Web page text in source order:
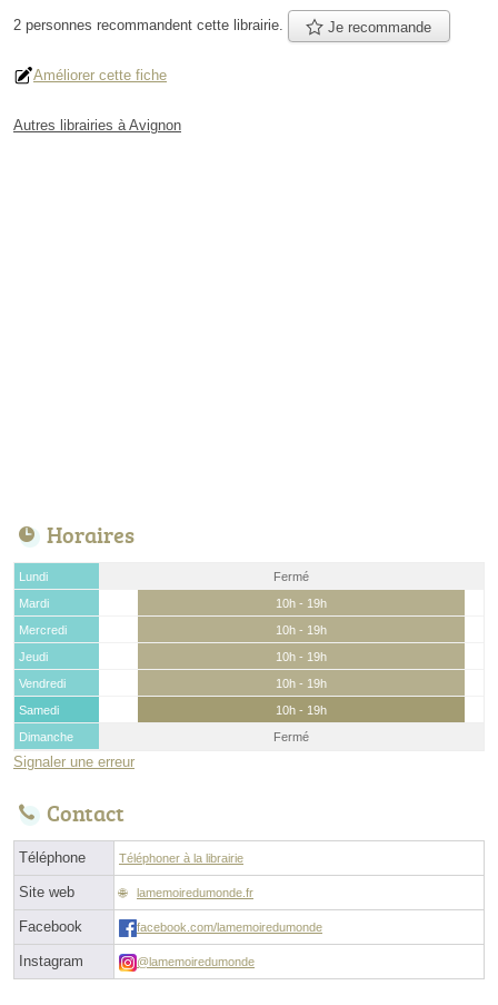
2 personnes recommandent cette librairie. Je recommande
Améliorer cette fiche
Autres librairies à Avignon
Horaires
Lundi
Fermé
Mardi
10h - 19h
Mercredi
10h - 19h
Jeudi
10h - 19h
Vendredi
10h - 19h
Samedi
10h - 19h
Dimanche
Fermé
Signaler une erreur
Contact
Téléphone Téléphoner à la librairie
Site web lamemoiredumonde.fr
Facebook facebook.com/lamemoiredumonde
Instagram @lamemoiredumonde